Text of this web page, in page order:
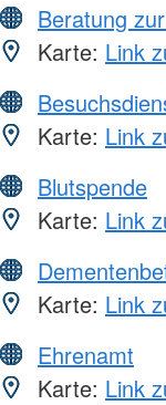
Beratung
Karte: Link
Karte: Link
Blutspende
Karte: Link
Karte: Link
Ehrenamt
Karte: Link